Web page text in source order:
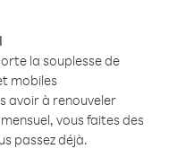
la souplesse de
mobiles
avoir à renouveler
vous faites des
passez déjà.